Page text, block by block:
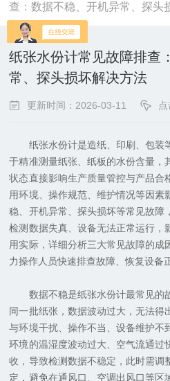
查：数据不稳、开机异常、探头
纸张水份计常见故障排查
常、探头损坏解决方法
更新时间：2026-03-11
纸张水份计是造纸、印刷、包装
于精准测量纸张、纸板的水份含量，
状态直接影响生产质量管控与产品合
用环境、操作规范、维护情况等因素
稳、开机异常、探头损坏等常见故障
检测数据失真、设备无法正常运行，
用实际，详细分析三大常见故障的成
力操作人员快速排查故障、恢复设备
数据不稳是纸张水份计最常见的
同一批纸张，数据波动过大，无法得
与环境干扰、操作不当、设备维护不
环境的温湿度波动过大、空气流通过
收，导致检测数据不稳定，此时需调
定，避免在通风口、空调出风口等区